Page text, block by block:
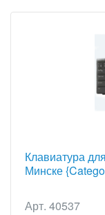
Клавиатура
Минске
Арт. 40537